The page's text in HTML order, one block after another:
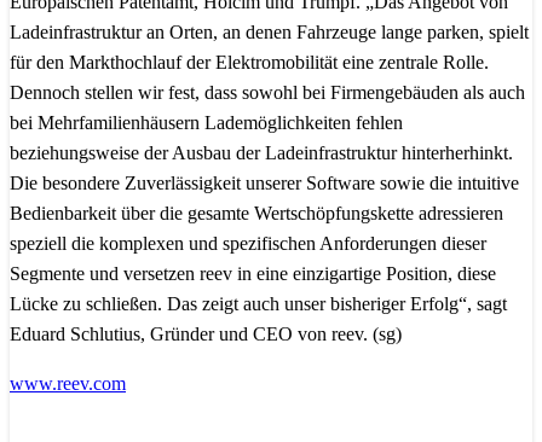
Ladeinfrastruktur an Orten, an denen Fahrzeuge lange parken, spielt
für den Markthochlauf der Elektromobilität eine zentrale Rolle.
Dennoch stellen wir fest, dass sowohl bei Firmengebäuden als auch
bei Mehrfamilienhäusern Lademöglichkeiten fehlen
beziehungsweise der Ausbau der Ladeinfrastruktur hinterherhinkt.
Die besondere Zuverlässigkeit unserer Software sowie die intuitive
Bedienbarkeit über die gesamte Wertschöpfungskette adressieren
speziell die komplexen und spezifischen Anforderungen dieser
Segmente und versetzen reev in eine einzigartige Position, diese
Lücke zu schließen. Das zeigt auch unser bisheriger Erfolg“, sagt
Eduard Schlutius, Gründer und CEO von reev. (sg)
www.reev.com